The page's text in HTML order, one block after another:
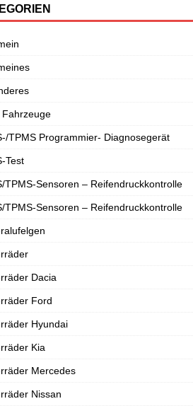
TPMS Programmier- Diagnosegerät
Test
TPMS-Sensoren – Reifendruckkontrolle
TPMS-Sensoren – Reifendruckkontrolle
Dacia
Ford
Hyundai
Kia
Mercedes
Nissan